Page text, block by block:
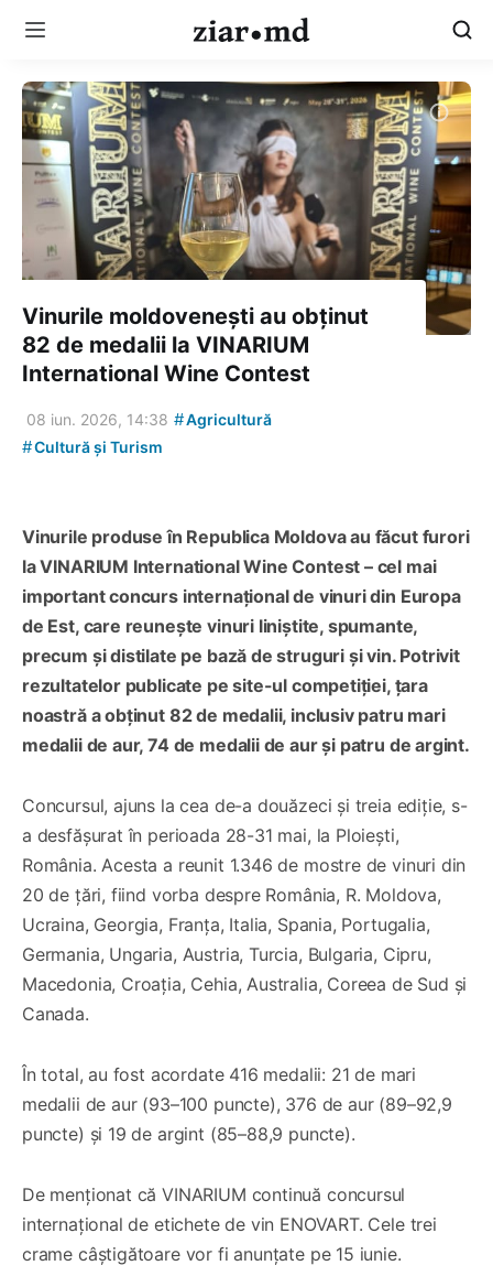
Vinurile moldovenești au obținut
82 de medalii la VINARIUM
International Wine Contest
08 iun. 2026, 14:38 #Agricultură
#Cultură și Turism
Vinurile produse în Republica Moldova au făcut furori
la VINARIUM International Wine Contest – cel mai
important concurs internațional de vinuri din Europa
de Est, care reunește vinuri liniștite, spumante,
precum și distilate pe bază de struguri și vin. Potrivit
rezultatelor publicate pe site-ul competiției, țara
noastră a obținut 82 de medalii, inclusiv patru mari
medalii de aur, 74 de medalii de aur și patru de argint.
Concursul, ajuns la cea de-a douăzeci și treia ediție, s-
a desfășurat în perioada 28-31 mai, la Ploiești,
România. Acesta a reunit 1.346 de mostre de vinuri din
20 de țări, fiind vorba despre România, R. Moldova,
Ucraina, Georgia, Franța, Italia, Spania, Portugalia,
Germania, Ungaria, Austria, Turcia, Bulgaria, Cipru,
Macedonia, Croația, Cehia, Australia, Coreea de Sud și
Canada.
În total, au fost acordate 416 medalii: 21 de mari
medalii de aur (93–100 puncte), 376 de aur (89–92,9
puncte) și 19 de argint (85–88,9 puncte).
De menționat că VINARIUM continuă concursul
internațional de etichete de vin ENOVART. Cele trei
crame câștigătoare vor fi anunțate pe 15 iunie.